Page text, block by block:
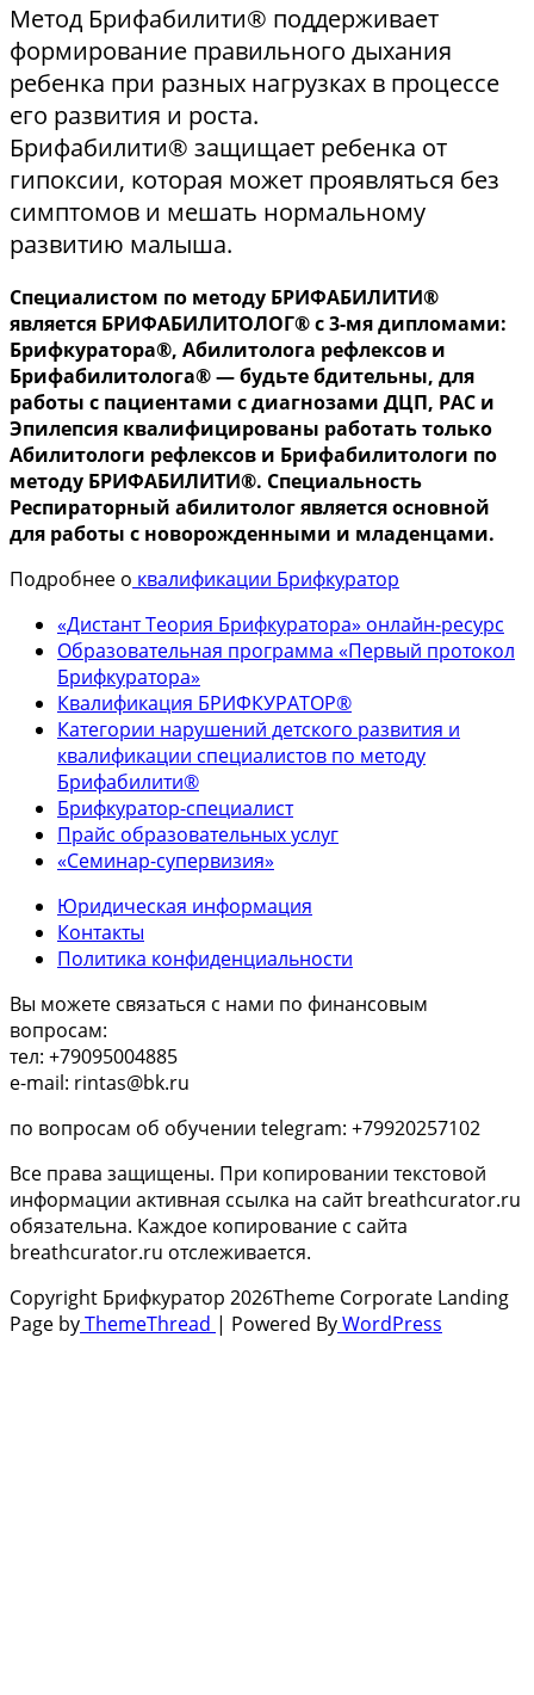
Метод Брифабилити® поддерживает
формирование правильного дыхания
ребенка при разных нагрузках в процессе
его развития и роста.
Брифабилити® защищает ребенка от
гипоксии, которая может проявляться без
симптомов и мешать нормальному
развитию малыша.
Специалистом по методу БРИФАБИЛИТИ®
является БРИФАБИЛИТОЛОГ® с 3-мя дипломами:
Брифкуратора®, Абилитолога рефлексов и
Брифабилитолога® — будьте бдительны, для
работы с пациентами с диагнозами ДЦП, РАС и
Эпилепсия квалифицированы работать только
Абилитологи рефлексов и Брифабилитологи по
методу БРИФАБИЛИТИ®. Специальность
Респираторный абилитолог является основной
для работы с новорожденными и младенцами.
Подробнее о квалификации Брифкуратор
«Дистант Теория Брифкуратора» онлайн-ресурс
Образовательная программа «Первый протокол
Брифкуратора»
Квалификация БРИФКУРАТОР®
Категории нарушений детского развития и
квалификации специалистов по методу
Брифабилити®
Брифкуратор-специалист
Прайс образовательных услуг
«Семинар-супервизия»
Юридическая информация
Контакты
Политика конфиденциальности
Вы можете связаться с нами по финансовым
вопросам:
тел: +79095004885
e-mail: rintas@bk.ru
по вопросам об обучении telegram: +79920257102
Все права защищены. При копировании текстовой
информации активная ссылка на сайт breathcurator.ru
обязательна. Каждое копирование с сайта
breathcurator.ru отслеживается.
Copyright Брифкуратор 2026Theme Corporate Landing
Page byThemeThread | Powered ByWordPress